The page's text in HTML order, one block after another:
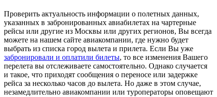
Проверить актуальность информации о полетных данных,
указанных в забронированных авиабилетах на чартерные
рейсы или другие из Москвы или других регионов, Вы всегда
можете на нашем сайте авиакомпании, где нужно будет
выбрать из списка город вылета и прилета. Если Вы уже
забронировали и оплатили билеты, то все изменения Вашего
перелета вы отслеживаете самостоятельно. Однако случается
и такое, что приходят сообщения о переносе или задержке
рейса за несколько часов до вылета. Но даже в этом случае,
незамедлительно авиакомпании или туроператоры оповещают